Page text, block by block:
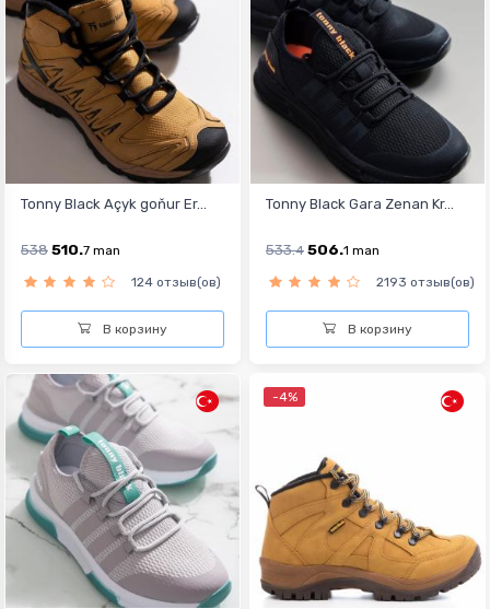
Tonny Black Açyk goňur Er...
538510.7 man
124 отзыв(ов)
В корзину
Tonny Black Gara Zenan Kr...
533.4 506.1 man
2193 отзыв(ов)
В корзину
-4%